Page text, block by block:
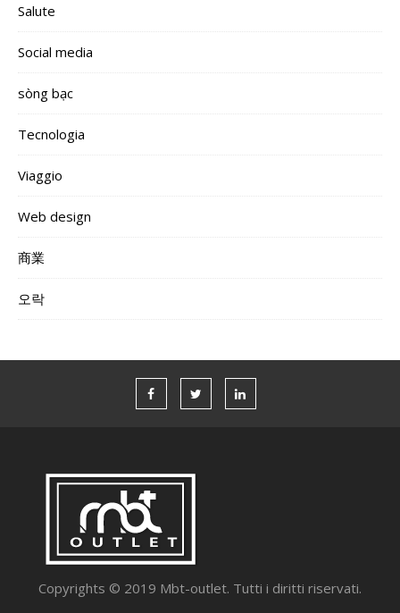
Salute
Social media
sòng bạc
Tecnologia
Viaggio
Web design
商業
오락
Copyrights © 2019 Mbt-outlet. Tutti i diritti riservati.